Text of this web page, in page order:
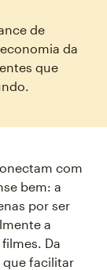
de
da
que
com
bem: a
por ser
a
Da
que facilitar